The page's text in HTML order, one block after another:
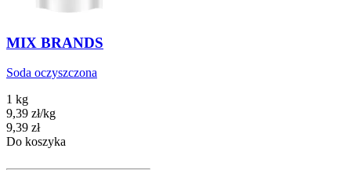
MIX BRANDS
Soda oczyszczona
1 kg
9,39 zł/kg
Cena
9,39 zł
Do koszyka